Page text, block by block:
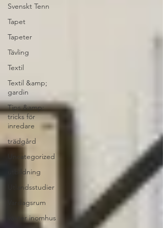
Svenskt Tenn
Tapet
Tapeter
Tävling
Textil
Textil &amp;
gardin
Tips &amp;
tricks för
inredare
trädgård
Uncategorized
utbildning
Utlandsstudier
Vardagsrum
växter inomhus